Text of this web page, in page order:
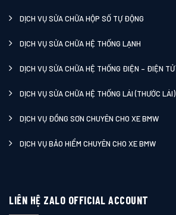
DỊCH VỤ SỬA CHỮA HỘP SỐ TỰ ĐỘNG
DỊCH VỤ SỬA CHỮA HỆ THỐNG LẠNH
DỊCH VỤ SỬA CHỮA HỆ THỐNG ĐIỆN – ĐIỆN TỬ
DỊCH VỤ SỬA CHỮA HỆ THỐNG LÁI (THƯỚC LÁI)
DỊCH VỤ ĐỒNG SƠN CHUYÊN CHO XE BMW
DỊCH VỤ BẢO HIỂM CHUYÊN CHO XE BMW
LIÊN HỆ ZALO OFFICIAL ACCOUNT